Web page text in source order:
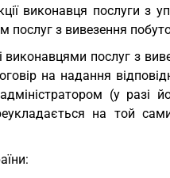
виконавця послуги з
з вивезення
виконавцями послуг з
на надання
(у разі
на той